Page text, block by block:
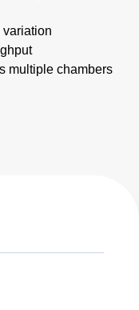
multiple chambers